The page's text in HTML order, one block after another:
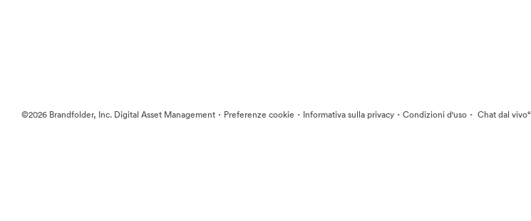
©2026 Brandfolder, Inc. Digital Asset Management · Preferenze cookie · Informativa sulla privacy · Condizioni d'uso · Chat dal vivo“